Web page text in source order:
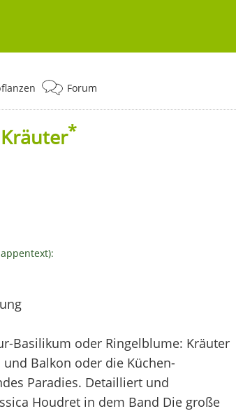
Forum
*
Basilikum oder Ringelblume: Kräuter
Balkon oder die Küchen-
Paradies. Detailliert und
Houdret in dem Band Die große